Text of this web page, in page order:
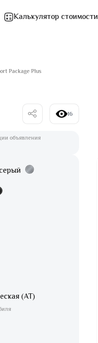
Калькулятор стоимости
Package Plus
16
объявления
(AT)